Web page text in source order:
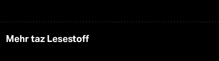
Mehr taz Lesestoff